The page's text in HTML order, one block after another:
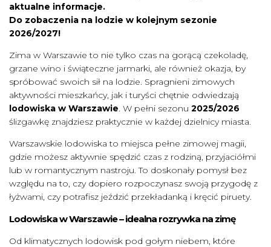
aktualne informacje.
Do zobaczenia na lodzie w kolejnym sezonie
2026/2027!
Zima w Warszawie to nie tylko czas na gorącą czekoladę,
grzane wino i świąteczne jarmarki, ale również okazja, by
spróbować swoich sił na lodzie. Spragnieni zimowych
aktywności mieszkańcy, jak i turyści chętnie odwiedzają
lodowiska w Warszawie. W pełni sezonu 2025/2026
ślizgawkę znajdziesz praktycznie w każdej dzielnicy miasta.
Warszawskie lodowiska to miejsca pełne zimowej magii,
gdzie możesz aktywnie spędzić czas z rodziną, przyjaciółmi
lub w romantycznym nastroju. To doskonały pomysł bez
względu na to, czy dopiero rozpoczynasz swoją przygodę z
łyżwami, czy potrafisz jeździć przekładanką i kręcić piruety.
Lodowiska w Warszawie – idealna rozrywka na zimę
Od klimatycznych lodowisk pod gołym niebem, które